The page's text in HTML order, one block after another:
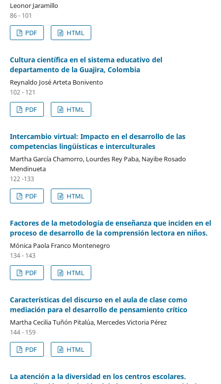
Leonor Jaramillo
86 - 101
PDF
HTML
Cultura científica en el sistema educativo del
departamento de la Guajira, Colombia
Reynaldo José Arteta Bonivento
102 - 121
PDF
HTML
Intercambio virtual: Impacto en el desarrollo de las
competencias lingüísticas e interculturales
Martha García Chamorro, Lourdes Rey Paba, Nayibe Rosado
Mendinueta
122 -133
PDF
HTML
Factores de la metodología de enseñanza que inciden en el
proceso de desarrollo de la comprensión lectora en niños.
Mónica Paola Franco Montenegro
134 - 143
PDF
HTML
Características del discurso en el aula de clase como
mediación para el desarrollo de pensamiento crítico
Martha Cecilia Tuñón Pitalúa, Mercedes Victoria Pérez
144 - 159
PDF
HTML
La atención a la diversidad en los centros escolares.